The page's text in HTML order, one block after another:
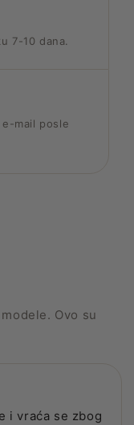
7-10 dana.
mail posle
Ovo su
i vraća se zbog